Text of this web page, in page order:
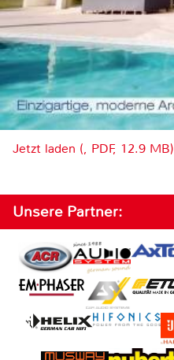
Jetzt laden (, PDF, 12.9 MB)
Unsere Partner: